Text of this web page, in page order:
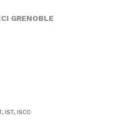
GRENOBLE
ISCO